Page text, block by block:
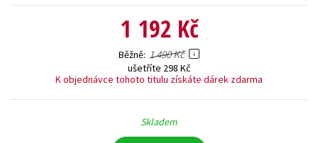
1 192 Kč
Běžně 1 490 Kč
ušetříte 298 Kč
K objednávce tohoto titulu získáte dárek zdarma
Skladem